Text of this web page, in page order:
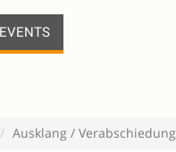
EVENTS
Ausklang / Verabschiedung